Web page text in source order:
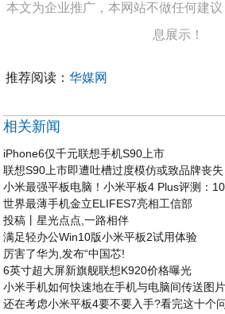
本文为企业推广，本网站不做任何建
息展示！
推荐阅读：华媒网
相关新闻
iPhone6仅千元联想手机S90上市
联想S90上市即遭吐槽过度模仿或致品牌丧失
小米最强平板电脑！小米平板4 Plus评测：
世界最薄手机金立ELIFES7亮相工信部
投稿丨星光点点,一路相伴
满足轻办公Win10版小米平板2试用体验
厉害了华为,发布“中国芯!
6英寸超大屏新旗舰联想K920价格曝光
小米手机如何快速地在手机与电脑间传送图
还在考虑小米平板4要不要入手?看完这十个